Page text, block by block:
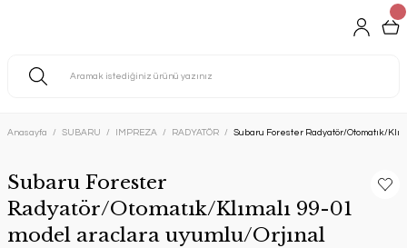
Anasayfa SUBARU IMPREZA RADYATÖR Subaru Forester Radyatör/Otomatık/
Subaru Forester
Radyatör/Otomatık/Klımalı 99-01
model araclara uyumlu/Orjınal